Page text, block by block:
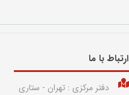
ارتباط با ما​
دفتر مرکزی : تهران - ستاری